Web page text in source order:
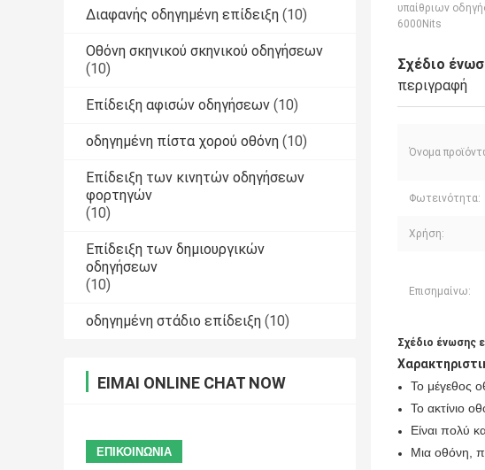
Διαφανής οδηγημένη επίδειξη (10)
Οθόνη σκηνικού σκηνικού οδηγήσεων
(10)
Επίδειξη αφισών οδηγήσεων (10)
οδηγημένη πίστα χορού οθόνη (10)
Επίδειξη των κινητών οδηγήσεων
φορτηγών
(10)
Επίδειξη των δημιουργικών
οδηγήσεων
(10)
οδηγημένη στάδιο επίδειξη (10)
ΕΊΜΑΙ ONLINE CHAT NOW
υπαίθριων
6000Nits
Σχέδιο
περιγραφή
Όνομα
Φωτεινότητα:
Χρήση:
Επισημαίνω:
Σχέδιο ένωσης
Το μέγεθος
Το ακτίνιο
Είναι πολύ
Μια οθόνη,